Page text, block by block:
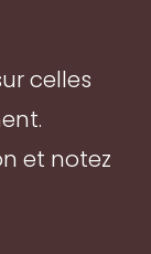
celles
et notez